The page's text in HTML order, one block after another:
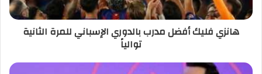
هانزي فليك أفضل مدرب بالدوري الإسباني للمرة الثانية
توالياً